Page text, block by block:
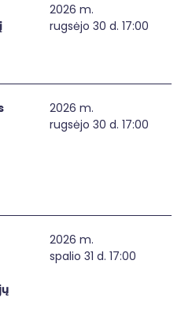
2026 m.
rugsėjo 30 d. 17:00
2026 m.
rugsėjo 30 d. 17:00
2026 m.
spalio 31 d. 17:00